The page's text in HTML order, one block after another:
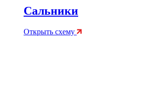
Сальники
Открыть схему